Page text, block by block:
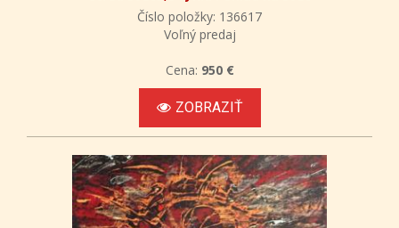
Číslo položky: 136617
Voľný predaj
Cena: 950 €
ZOBRAZIŤ